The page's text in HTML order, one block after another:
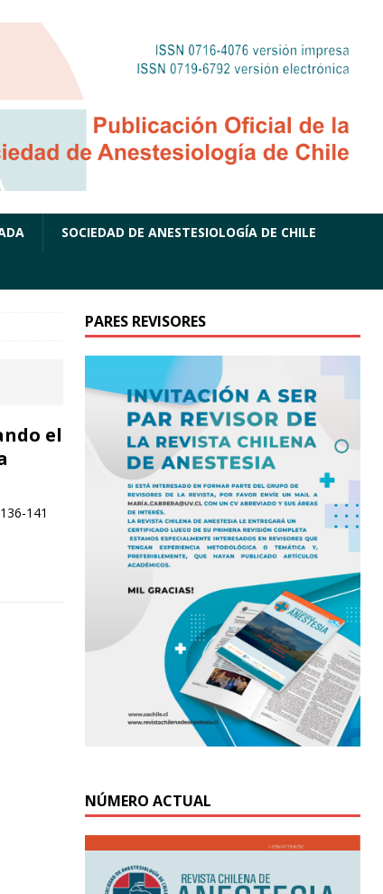
SOCIEDAD DE ANESTESIOLOGÍA DE CHILE
el
141
PARES REVISORES
NÚMERO ACTUAL